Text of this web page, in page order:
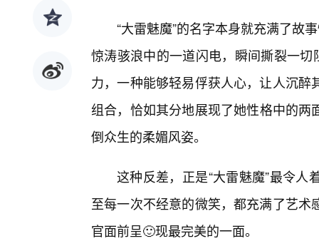
“大雷魅魔”的名字本身就充满了故
惊涛骇浪中的一道闪电，瞬间撕裂一
力，一种能够轻易俘获人心，让人沉
组合，恰如其分地展现了她性格中的
倒众生的柔媚风姿。
这种反差，正是“大雷魅魔”最令
至每一次不经意的微笑，都充满了艺
官面前呈🙂现最完美的一面。